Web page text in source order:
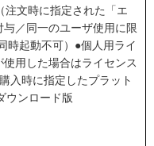
注文時に指定された「エ
／同一のユーザ使用に限
時起動不可）●個人用ライ
用した場合はライセンス
入時に指定したプラット
ウンロード版